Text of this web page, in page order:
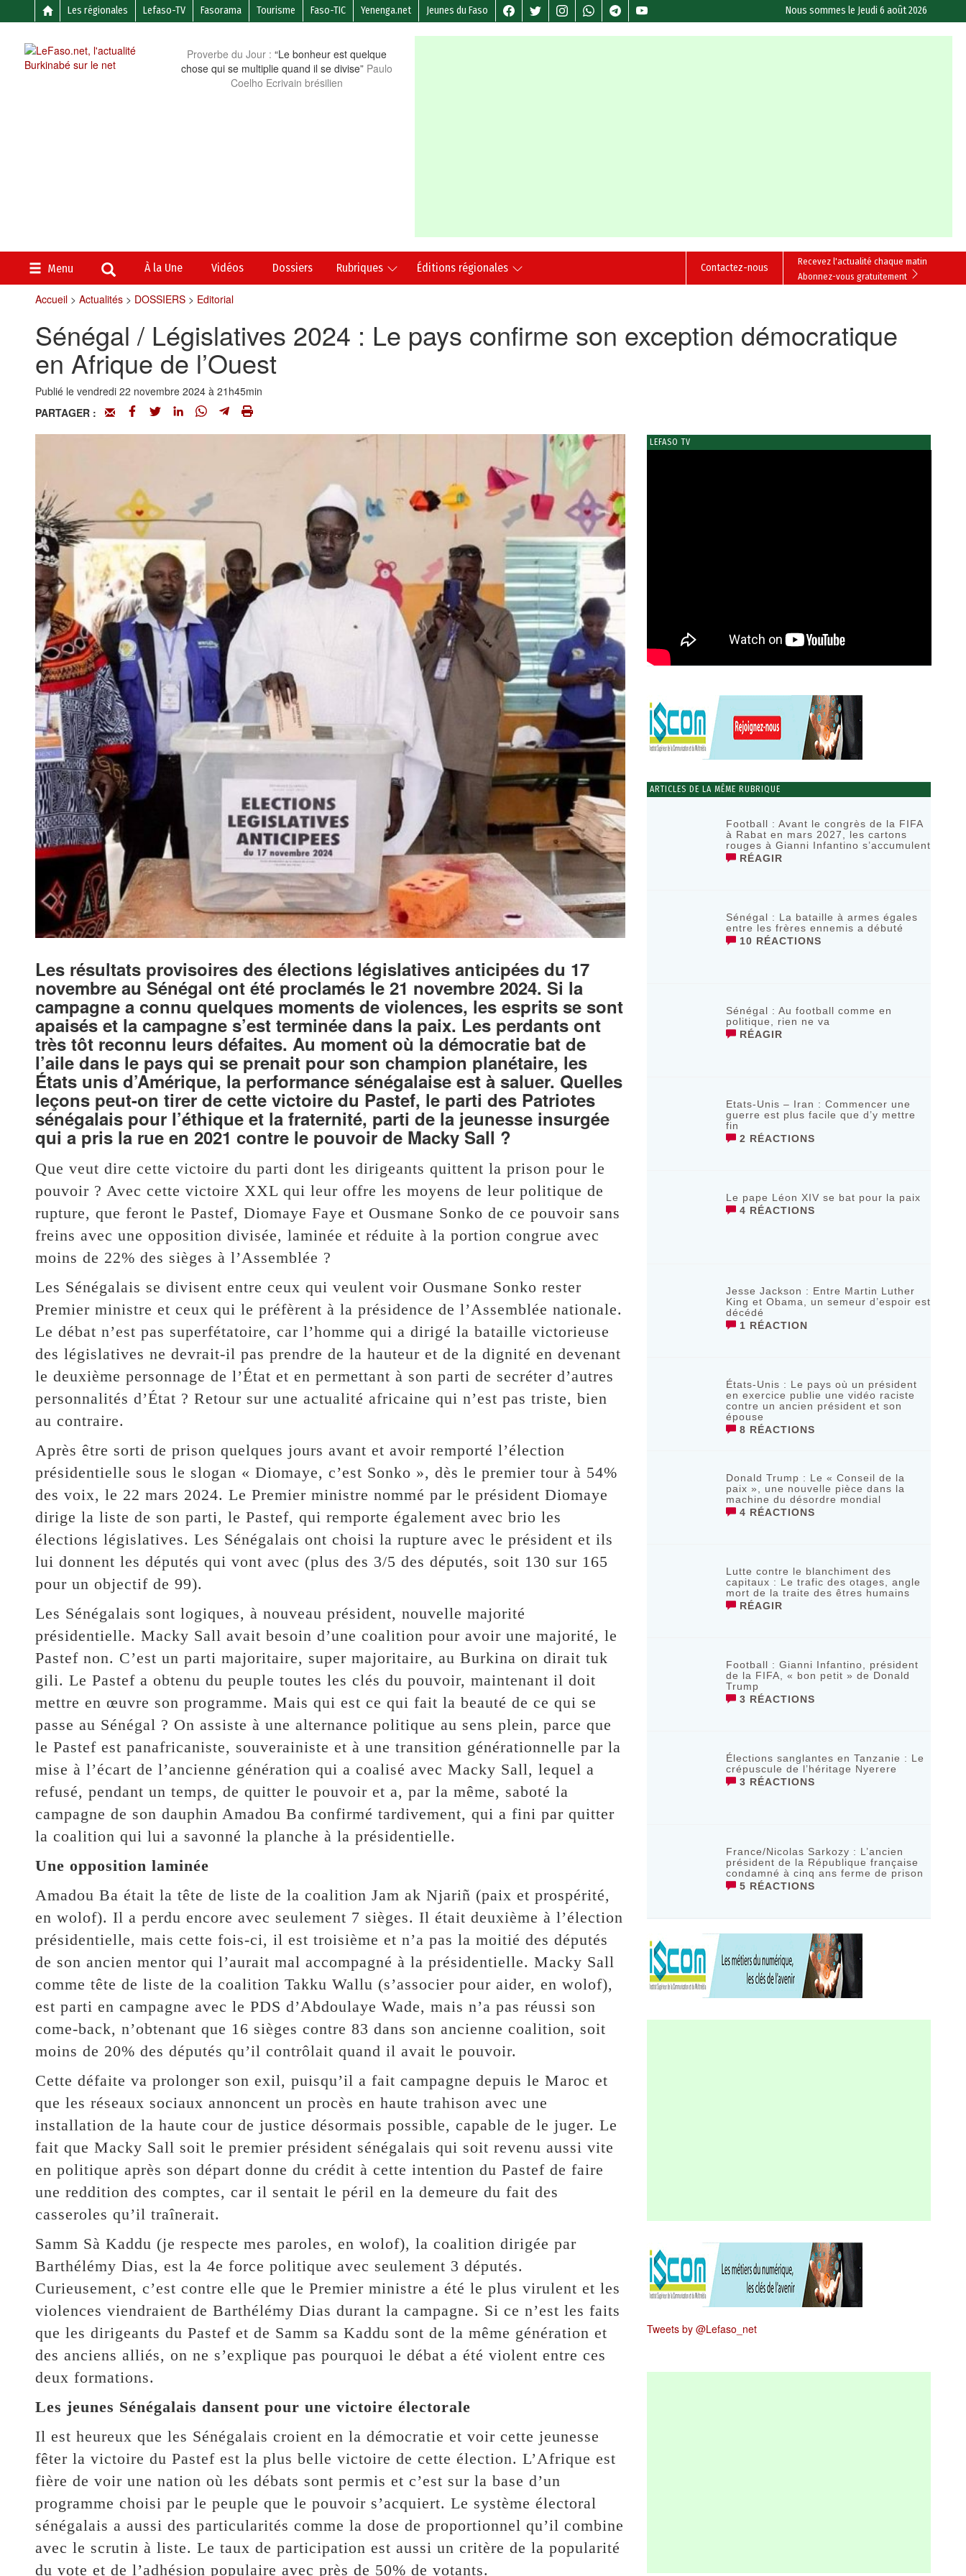
Les régionales Lefaso-TV Fasorama Tourisme Faso-TIC Yenenga.net Jeunes du Faso Nous sommes le Jeudi 6 août 2026
Proverbe du Jour : “Le bonheur est quelque
chose qui se multiplie quand il se divise” Paulo
Coelho Ecrivain brésilien
Menu À la Une Vidéos Dossiers Rubriques Éditions régionales
Recevez l'actualité chaque matin
Abonnez-vous gratuitement
Contactez-nous
Accueil> Actualités> DOSSIERS> Editorial
Sénégal / Législatives 2024 : Le pays confirme son exception démocratique
en Afrique de l’Ouest
Publié le vendredi 22 novembre 2024 à 21h45min
PARTAGER :
Les résultats provisoires des élections législatives anticipées du 17
novembre au Sénégal ont été proclamés le 21 novembre 2024. Si la
campagne a connu quelques moments de violences, les esprits se sont
apaisés et la campagne s’est terminée dans la paix. Les perdants ont
très tôt reconnu leurs défaites. Au moment où la démocratie bat de
l’aile dans le pays qui se prenait pour son champion planétaire, les
États unis d’Amérique, la performance sénégalaise est à saluer. Quelles
leçons peut-on tirer de cette victoire du Pastef, le parti des Patriotes
sénégalais pour l’éthique et la fraternité, parti de la jeunesse insurgée
qui a pris la rue en 2021 contre le pouvoir de Macky Sall ?
Que veut dire cette victoire du parti dont les dirigeants quittent la prison pour le
pouvoir ? Avec cette victoire XXL qui leur offre les moyens de leur politique de
rupture, que feront le Pastef, Diomaye Faye et Ousmane Sonko de ce pouvoir sans
freins avec une opposition divisée, laminée et réduite à la portion congrue avec
moins de 22% des sièges à l’Assemblée ?
Les Sénégalais se divisent entre ceux qui veulent voir Ousmane Sonko rester
Premier ministre et ceux qui le préfèrent à la présidence de l’Assemblée nationale.
Le débat n’est pas superfétatoire, car l’homme qui a dirigé la bataille victorieuse
des législatives ne devrait-il pas prendre de la hauteur et de la dignité en devenant
le deuxième personnage de l’État et en permettant à son parti de secréter d’autres
personnalités d’État ? Retour sur une actualité africaine qui n’est pas triste, bien
au contraire.
Après être sorti de prison quelques jours avant et avoir remporté l’élection
présidentielle sous le slogan « Diomaye, c’est Sonko », dès le premier tour à 54%
des voix, le 22 mars 2024. Le Premier ministre nommé par le président Diomaye
dirige la liste de son parti, le Pastef, qui remporte également avec brio les
élections législatives. Les Sénégalais ont choisi la rupture avec le président et ils
lui donnent les députés qui vont avec (plus des 3/5 des députés, soit 130 sur 165
pour un objectif de 99).
Les Sénégalais sont logiques, à nouveau président, nouvelle majorité
présidentielle. Macky Sall avait besoin d’une coalition pour avoir une majorité, le
Pastef non. C’est un parti majoritaire, super majoritaire, au Burkina on dirait tuk
gili. Le Pastef a obtenu du peuple toutes les clés du pouvoir, maintenant il doit
mettre en œuvre son programme. Mais qui est ce qui fait la beauté de ce qui se
passe au Sénégal ? On assiste à une alternance politique au sens plein, parce que
le Pastef est panafricaniste, souverainiste et à une transition générationnelle par la
mise à l’écart de l’ancienne génération qui a coalisé avec Macky Sall, lequel a
refusé, pendant un temps, de quitter le pouvoir et a, par la même, saboté la
campagne de son dauphin Amadou Ba confirmé tardivement, qui a fini par quitter
la coalition qui lui a savonné la planche à la présidentielle.
Une opposition laminée
Amadou Ba était la tête de liste de la coalition Jam ak Njariñ (paix et prospérité,
en wolof). Il a perdu encore avec seulement 7 sièges. Il était deuxième à l’élection
présidentielle, mais cette fois-ci, il est troisième et n’a pas la moitié des députés
de son ancien mentor qui l’aurait mal accompagné à la présidentielle. Macky Sall
comme tête de liste de la coalition Takku Wallu (s’associer pour aider, en wolof),
est parti en campagne avec le PDS d’Abdoulaye Wade, mais n’a pas réussi son
come-back, n’obtenant que 16 sièges contre 83 dans son ancienne coalition, soit
moins de 20% des députés qu’il contrôlait quand il avait le pouvoir.
Cette défaite va prolonger son exil, puisqu’il a fait campagne depuis le Maroc et
que les réseaux sociaux annoncent un procès en haute trahison avec une
installation de la haute cour de justice désormais possible, capable de le juger. Le
fait que Macky Sall soit le premier président sénégalais qui soit revenu aussi vite
en politique après son départ donne du crédit à cette intention du Pastef de faire
une reddition des comptes, car il sentait le péril en la demeure du fait des
casseroles qu’il traînerait.
Samm Sà Kaddu (je respecte mes paroles, en wolof), la coalition dirigée par
Barthélémy Dias, est la 4e force politique avec seulement 3 députés.
Curieusement, c’est contre elle que le Premier ministre a été le plus virulent et les
violences viendraient de Barthélémy Dias durant la campagne. Si ce n’est les faits
que les dirigeants du Pastef et de Samm sa Kaddu sont de la même génération et
des anciens alliés, on ne s’explique pas pourquoi le débat a été violent entre ces
deux formations.
Les jeunes Sénégalais dansent pour une victoire électorale
Il est heureux que les Sénégalais croient en la démocratie et voir cette jeunesse
fêter la victoire du Pastef est la plus belle victoire de cette élection. L’Afrique est
fière de voir une nation où les débats sont permis et c’est sur la base d’un
programme choisi par le peuple que le pouvoir s’acquiert. Le système électoral
sénégalais a aussi des particularités comme la dose de proportionnel qu’il combine
avec le scrutin à liste. Le taux de participation est aussi un critère de la popularité
du vote et de l’adhésion populaire avec près de 50% de votants.
LEFASO TV
ARTICLES DE LA MÊME RUBRIQUE
Football : Avant le congrès de la FIFA
à Rabat en mars 2027, les cartons
rouges à Gianni Infantino s’accumulent
RÉAGIR
Sénégal : La bataille à armes égales
entre les frères ennemis a débuté
10 RÉACTIONS
Sénégal : Au football comme en
politique, rien ne va
RÉAGIR
Etats-Unis – Iran : Commencer une
guerre est plus facile que d’y mettre
fin
2 RÉACTIONS
Le pape Léon XIV se bat pour la paix
4 RÉACTIONS
Jesse Jackson : Entre Martin Luther
King et Obama, un semeur d’espoir est
décédé
1 RÉACTION
États-Unis : Le pays où un président
en exercice publie une vidéo raciste
contre un ancien président et son
épouse
8 RÉACTIONS
Donald Trump : Le « Conseil de la
paix », une nouvelle pièce dans la
machine du désordre mondial
4 RÉACTIONS
Lutte contre le blanchiment des
capitaux : Le trafic des otages, angle
mort de la traite des êtres humains
RÉAGIR
Football : Gianni Infantino, président
de la FIFA, « bon petit » de Donald
Trump
3 RÉACTIONS
Élections sanglantes en Tanzanie : Le
crépuscule de l’héritage Nyerere
3 RÉACTIONS
France/Nicolas Sarkozy : L’ancien
président de la République française
condamné à cinq ans ferme de prison
5 RÉACTIONS
Tweets by @Lefaso_net